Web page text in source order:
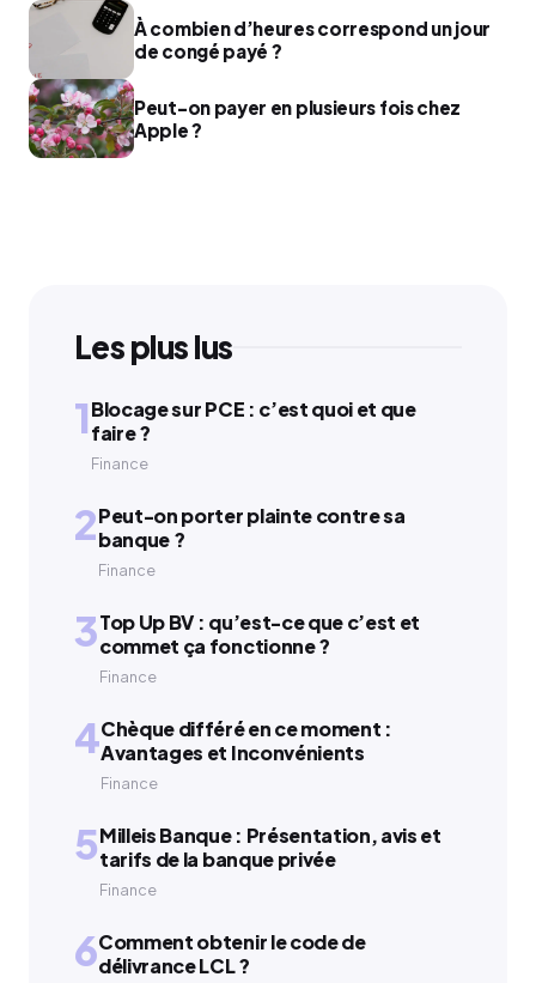
À combien d’heures correspond un jour
de congé payé ?
Peut-on payer en plusieurs fois chez
Apple ?
Les plus lus
1Blocage sur PCE : c’est quoi et que
faire ?
Finance
2Peut-on porter plainte contre sa
banque ?
Finance
3Top Up BV : qu’est-ce que c’est et
commet ça fonctionne ?
Finance
4Chèque différé en ce moment :
Avantages et Inconvénients
Finance
5Milleis Banque : Présentation, avis et
tarifs de la banque privée
Finance
6Comment obtenir le code de
délivrance LCL ?